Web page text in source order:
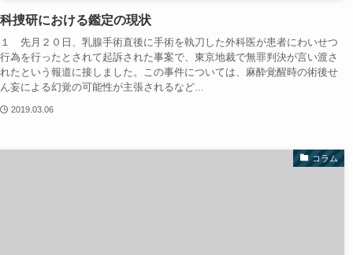
科捜研における鑑定の現状
１ 先月２０日、乳腺手術直後に手術を執刀した外科医が患者にわいせつ
行為を行ったとされて起訴された事案で、東京地裁で無罪判決が言い渡さ
れたという報道に接しました。この事件については、麻酔覚醒時の術後せ
ん妄による幻覚の可能性が主張されるなど...
2019.03.06
コラム